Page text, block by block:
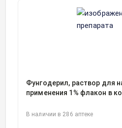
Фунгодерил, раствор для
применения 1% флакон в
15миллилитр, 1, Нижфарм
В наличии в 286 аптеке